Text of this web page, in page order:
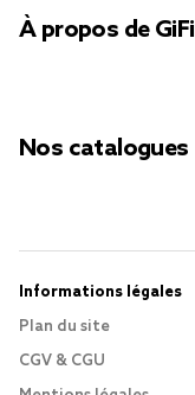
À propos de GiFi
Nos catalogues
Informations légales
Plan du site
CGV & CGU